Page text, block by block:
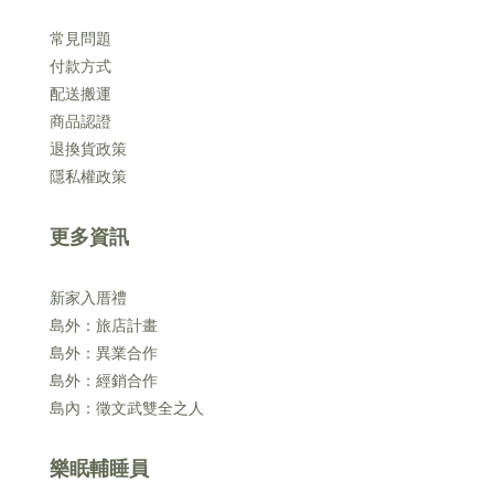
常見問題
付款方式
配送搬運
商品認證
退換貨政策
隱私權政策
更多資訊
新家入厝禮
島外：旅店計畫
島外：異業合作
島外：經銷合作
島內：徵文武雙全之人
樂眠輔睡員